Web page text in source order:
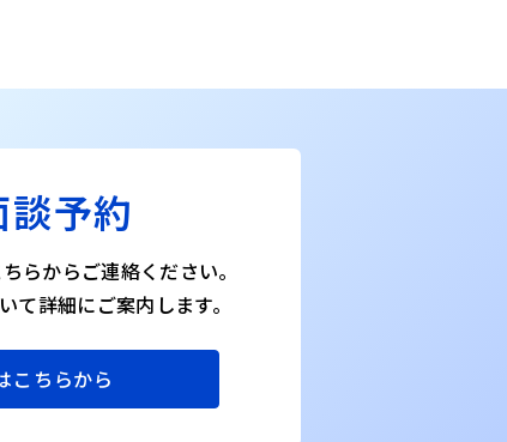
予約
らからご連絡ください。
て詳細にご案内します。
こちらから